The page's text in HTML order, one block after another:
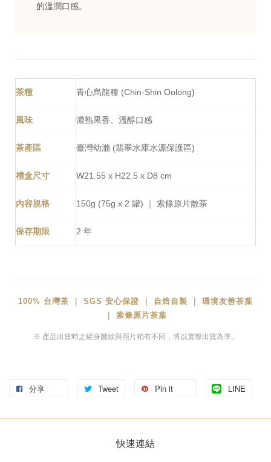
的溫潤口感。
茶種 青心烏龍種 (Chin-Shin Oolong)
風味 濃熟果香、溫醇口感
茶產區 臺灣幼瀨 (翡翠水庫水源保護區)
禮盒尺寸 W21.55 x H22.5 x D8 cm
內容規格 150g (75g x 2 罐) ｜ 索條原片散茶
保存期限 2 年
100% 台灣茶 ｜ SGS 安心保證 ｜ 自焙自製 ｜ 環境友善茶葉
｜ 索條原片茶葉
※ 產品出貨時之罐身圖紋與照片稍有不同，將以實際出貨為準。
分享 Tweet Pin it LINE
快速連結